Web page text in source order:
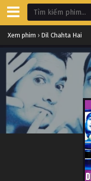
Xem phim › Dil Chahta Hai